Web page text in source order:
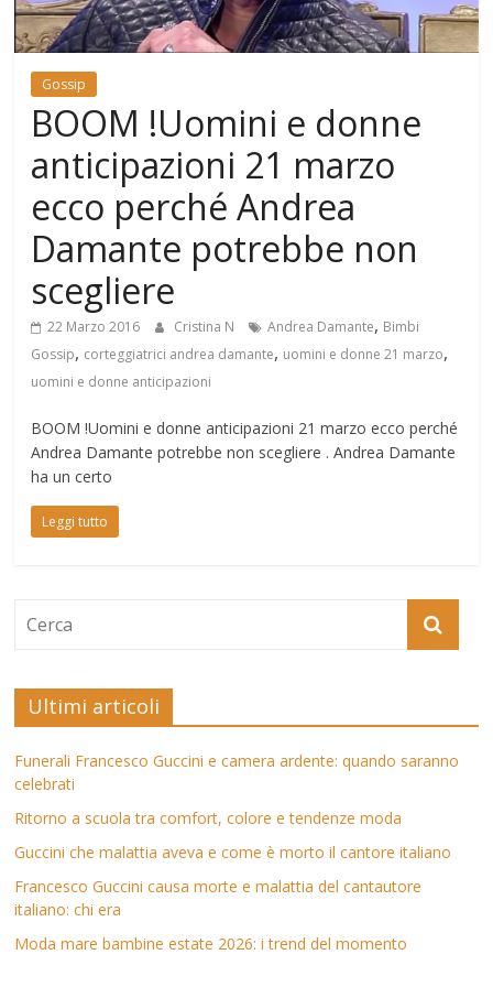
Mondo
Gossip
BOOM !Uomini e donne
anticipazioni 21 marzo
ecco perché Andrea
Damante potrebbe non
scegliere
22 Marzo 2016 Cristina N Andrea Damante, Bimbi
Gossip, corteggiatrici andrea damante, uomini e donne 21 marzo,
uomini e donne anticipazioni
BOOM !Uomini e donne anticipazioni 21 marzo ecco perché
Andrea Damante potrebbe non scegliere . Andrea Damante
ha un certo
Leggi tutto
Ultimi articoli
Funerali Francesco Guccini e camera ardente: quando saranno
celebrati
Ritorno a scuola tra comfort, colore e tendenze moda
Guccini che malattia aveva e come è morto il cantore italiano
Francesco Guccini causa morte e malattia del cantautore
italiano: chi era
Moda mare bambine estate 2026: i trend del momento